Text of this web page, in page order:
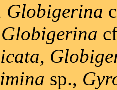
Globigerina
sp.,